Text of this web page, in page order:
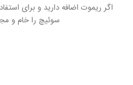
اگر ریموت اضافه دارید و برای
سوئیچ را خام و